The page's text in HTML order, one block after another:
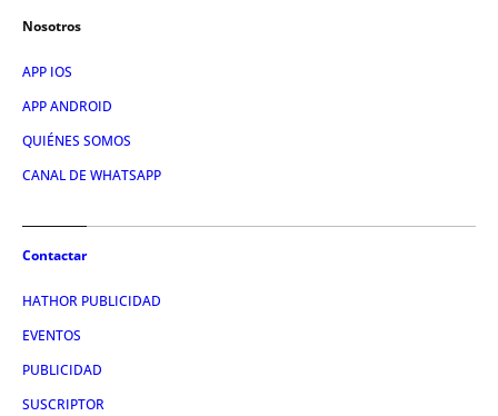
Nosotros
APP IOS
APP ANDROID
QUIÉNES SOMOS
CANAL DE WHATSAPP
Contactar
HATHOR PUBLICIDAD
EVENTOS
PUBLICIDAD
SUSCRIPTOR